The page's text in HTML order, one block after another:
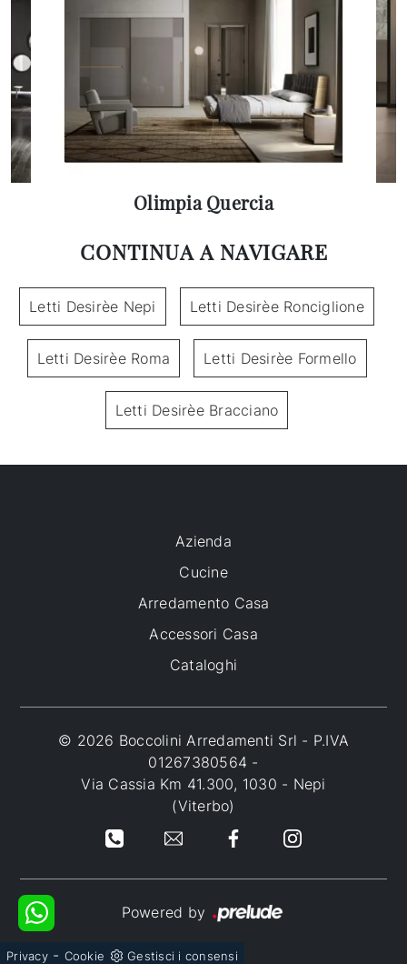
Olimpia Quercia
CONTINUA A NAVIGARE
Letti Desirèe Nepi Letti Desirèe Ronciglione
Letti Desirèe Roma Letti Desirèe Formello
Letti Desirèe Bracciano
Azienda
Cucine
Arredamento Casa
Accessori Casa
Cataloghi
© 2026 Boccolini Arredamenti Srl - P.IVA
01267380564 -
Via Cassia Km 41.300, 1030 - Nepi
(Viterbo)
Powered by
Privacy- Cookie Gestisci i consensi